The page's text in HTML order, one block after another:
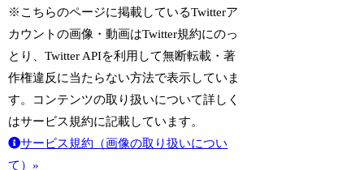
※こちらのページに掲載しているTwitterア
カウントの画像・動画はTwitter規約にのっ
とり、Twitter APIを利用して無断転載・著
作権違反に当たらない方法で表示していま
す。コンテンツの取り扱いについて詳しく
はサービス規約に記載しています。
サービス規約（画像の取り扱いについ
て）»